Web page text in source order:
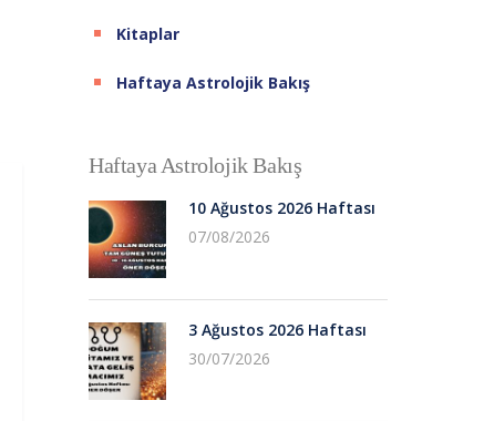
Kitaplar
Haftaya Astrolojik Bakış
Haftaya Astrolojik Bakış
10 Ağustos 2026 Haftası
07/08/2026
3 Ağustos 2026 Haftası
30/07/2026